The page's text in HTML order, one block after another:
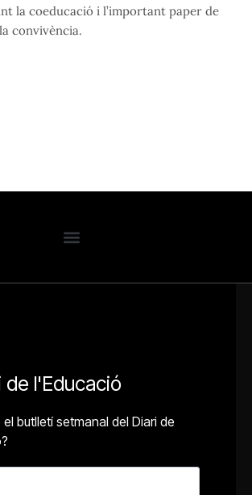
la coeducació i l’important paper de
convivència.